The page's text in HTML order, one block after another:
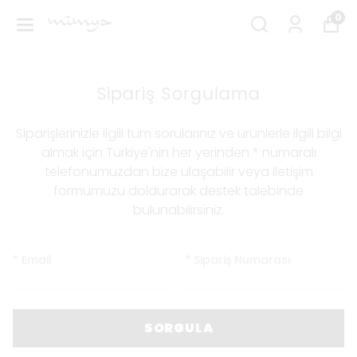
0
Sipariş Sorgulama
Siparişlerinizle ilgili tüm sorularınız ve ürünlerle ilgili bilgi
almak için Türkiye'nin her yerinden * numaralı
telefonumuzdan bize ulaşabilir veya iletişim
formumuzu doldurarak destek talebinde
bulunabilirsiniz.
SORGULA